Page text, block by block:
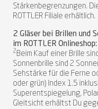
Stärkenbegrenzungen.
ROTTLER Filiale erhältlich.
2 Gläser bei Brillen und
im ROTTLER Onlineshop:
2 Beim Kauf einer Brille
Sonnenbrille sind 2
Sehstärke für die Ferne
oder grün) Index 1.5
Superentspiegelung,
Gleitsicht erhältst Du